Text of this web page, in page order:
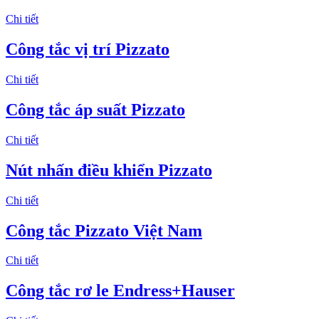
Chi tiết
Công tắc vị trí Pizzato
Chi tiết
Công tắc áp suất Pizzato
Chi tiết
Nút nhấn điều khiển Pizzato
Chi tiết
Công tắc Pizzato Việt Nam
Chi tiết
Công tắc rơ le Endress+Hauser